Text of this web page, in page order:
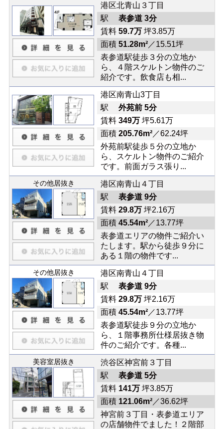
港区北青山３丁目
駅 表参道 3分
賃料 59.7万坪3.85万
面積 51.28m²／15.51坪
表参道駅徒歩３分の立地か
ら、４階スケルトン物件のご
紹介です。飲食店も相...
港区南青山3丁目
駅 外苑前 5分
賃料 349万坪5.61万
面積 205.76m²／62.24坪
外苑前駅徒歩５分の立地か
ら、スケルトン物件のご紹介
です。前面ガラス張り...
その他居抜き
港区南青山４丁目
駅 表参道 9分
賃料 29.8万坪2.16万
面積 45.54m²／13.77坪
表参道エリアの物件ご紹介い
たします。駅から徒歩９分に
ある１階の物件です...
その他居抜き
港区南青山４丁目
駅 表参道 9分
賃料 29.8万坪2.16万
面積 45.54m²／13.77坪
表参道駅徒歩９分の立地か
ら、１階事務所仕様居抜き物
件のご紹介です。各種...
美容室居抜き
渋谷区神宮前３丁目
駅 表参道 5分
賃料 141万坪3.85万
面積 121.06m²／36.62坪
神宮前３丁目・表参道エリア
の店舗物件でました！２階部